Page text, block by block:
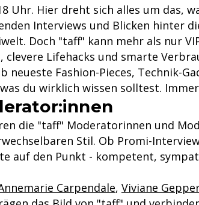
Uhr. Hier dreht sich alles um das,
Interviews und Blicken hinter
Doch "taff" kann mehr als nur
clevere Lifehacks und smarte
Fashion-Pieces, Technik-
du wirklich wissen solltest.
die "taff" Moderatorinnen und
Stil. Ob Promi-
auf den Punkt - kompetent,
Carpendale, Viviane